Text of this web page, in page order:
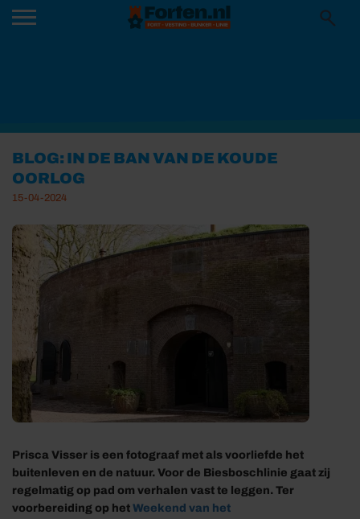
BLOG: IN DE BAN VAN DE KOUDE
OORLOG
15-04-2024
Prisca Visser is een fotograaf met als voorliefde het
buitenleven en de natuur. Voor de Biesboschlinie gaat zij
regelmatig op pad om verhalen vast te leggen. Ter
voorbereiding op het Weekend van het